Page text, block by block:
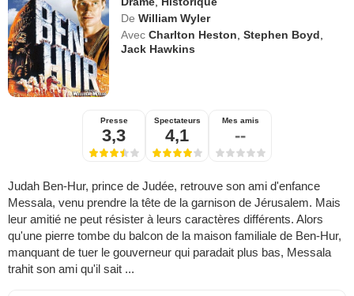
De William Wyler
Avec Charlton Heston ,Stephen Boyd
Jack Hawkins
Presse
3,3
Spectateurs
4,1
Mes amis
--
Judah Ben-Hur, prince de Judée, retrouve son ami d'enfance
Messala, venu prendre la tête de la garnison de Jérusalem. Mais
leur amitié ne peut résister à leurs caractères différents. Alors
qu'une pierre tombe du balcon de la maison familiale de Ben-Hur,
manquant de tuer le gouverneur qui paradait plus bas, Messala
trahit son ami qu'il sait ...